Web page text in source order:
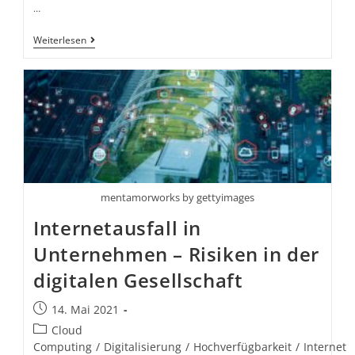
…
Weiterlesen
mentamorworks by gettyimages
Internetausfall in
Unternehmen – Risiken in der
digitalen Gesellschaft
14. Mai 2021
Cloud
Computing / Digitalisierung / Hochverfügbarkeit / Internet